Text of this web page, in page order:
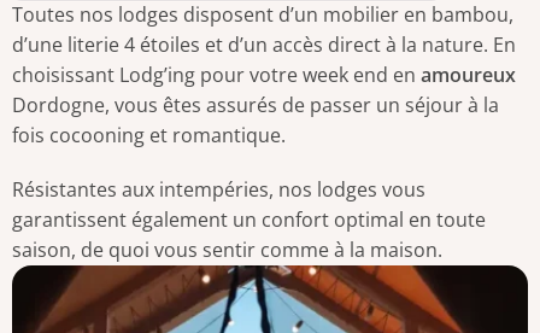
Toutes nos lodges disposent d’un mobilier en bambou,
d’une literie 4 étoiles et d’un accès direct à la nature. En
choisissant Lodg’ing pour votre week end en amoureux
Dordogne, vous êtes assurés de passer un séjour à la
fois cocooning et romantique.
Résistantes aux intempéries, nos lodges vous
garantissent également un confort optimal en toute
saison, de quoi vous sentir comme à la maison.